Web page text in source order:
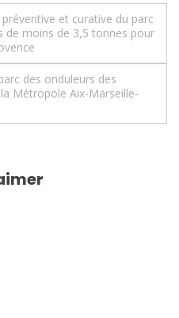
et curative du parc
de moins de 3,5 tonnes pour
des onduleurs des
Métropole Aix-Marseille-